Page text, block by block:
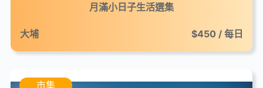
月滿小日子生活選集
大埔 $450 / 每日
市集